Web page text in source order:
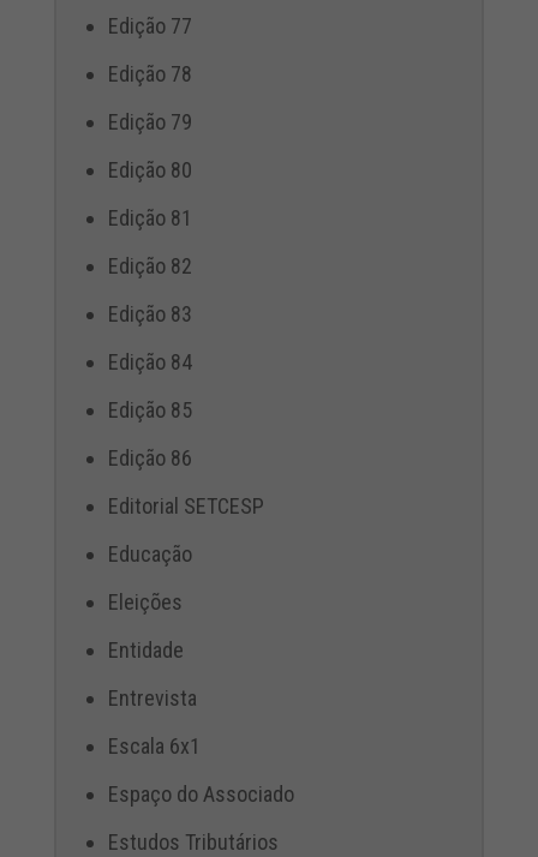
Edição 77
Edição 78
Edição 79
Edição 80
Edição 81
Edição 82
Edição 83
Edição 84
Edição 85
Edição 86
Editorial SETCESP
Educação
Eleições
Entidade
Entrevista
Escala 6x1
Espaço do Associado
Estudos Tributários